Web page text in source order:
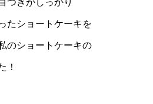
つきがしっかり
たショートケーキを
のショートケーキの
！